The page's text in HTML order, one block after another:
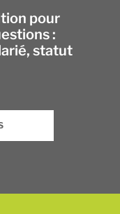
pour
:
statut